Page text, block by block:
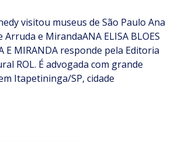
visitou museus de São Paulo Ana
e MirandaANA ELISA BLOES
E MIRANDA responde pela Editoria
ROL. É advogada com grande
Itapetininga/SP, cidade